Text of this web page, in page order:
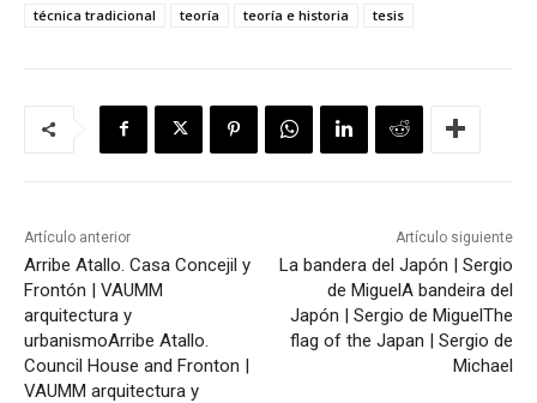
técnica tradicional
teoría teoría e historia tesis
Artículo anterior
Arribe Atallo. Casa Concejil y
Frontón | VAUMM
arquitectura y
urbanismoArribe Atallo.
Council House and Fronton |
VAUMM arquitectura y
Artículo siguiente
La bandera del Japón | Sergio
de MiguelA bandeira del
Japón | Sergio de MiguelThe
flag of the Japan | Sergio de
Michael